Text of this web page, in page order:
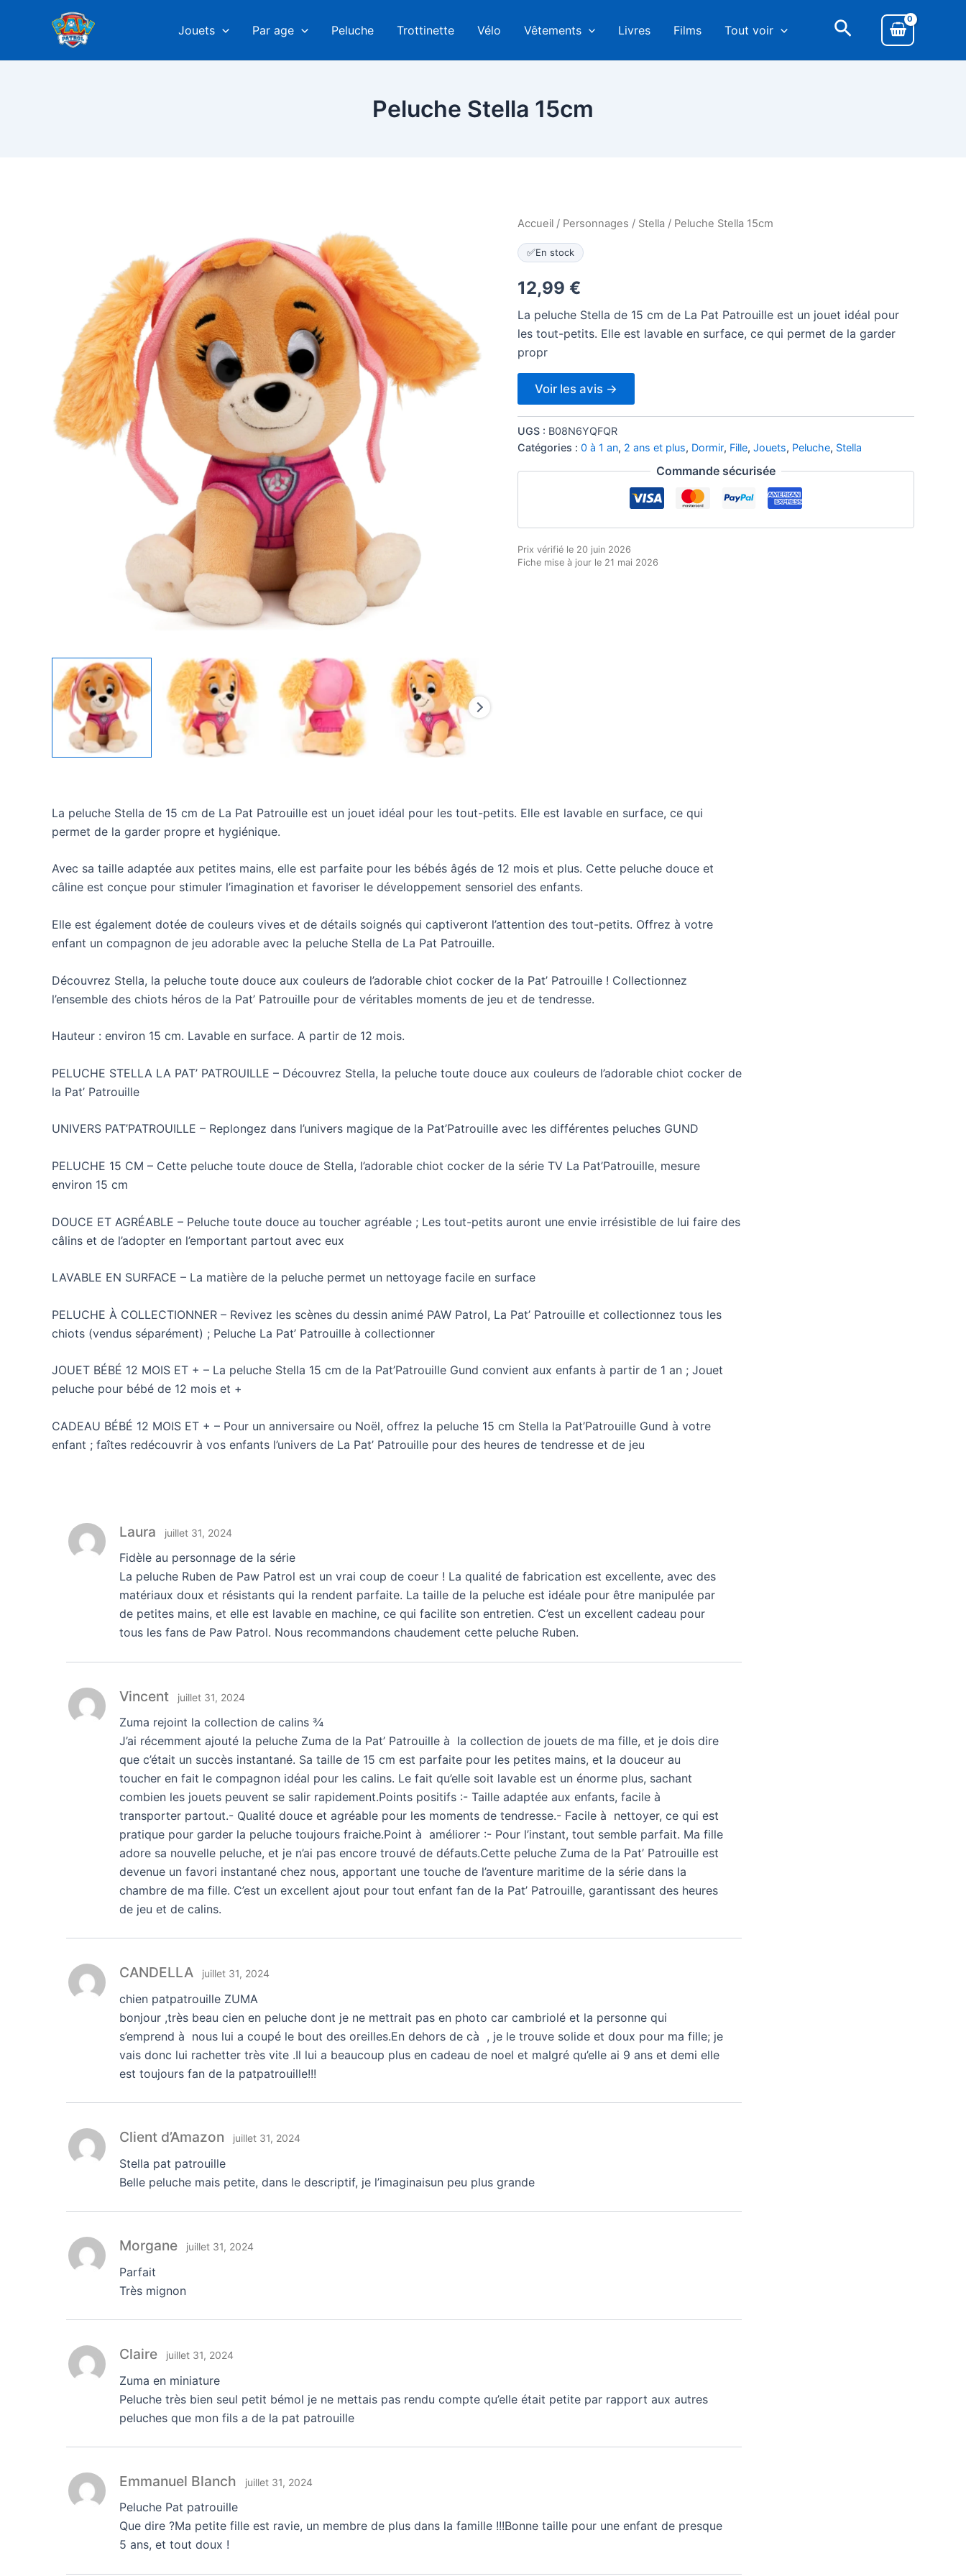
Jouets Par age Peluche Trottinette Vélo Vêtements Livres Films Tout voir
Peluche Stella 15cm
Accueil / Personnages / Stella / Peluche Stella 15cm
✅En stock
12,99 €
La peluche Stella de 15 cm de La Pat Patrouille est un jouet idéal pour
les tout-petits. Elle est lavable en surface, ce qui permet de la garder
propr
Voir les avis →
UGS : B08N6YQFQR
Catégories : 0 à 1 an, 2 ans et plus, Dormir, Fille, Jouets, Peluche, Stella
Commande sécurisée
Prix vérifié le 20 juin 2026
Fiche mise à jour le 21 mai 2026
La peluche Stella de 15 cm de La Pat Patrouille est un jouet idéal pour les tout-petits. Elle est lavable en surface, ce qui
permet de la garder propre et hygiénique.
Avec sa taille adaptée aux petites mains, elle est parfaite pour les bébés âgés de 12 mois et plus. Cette peluche douce et
câline est conçue pour stimuler l’imagination et favoriser le développement sensoriel des enfants.
Elle est également dotée de couleurs vives et de détails soignés qui captiveront l’attention des tout-petits. Offrez à votre
enfant un compagnon de jeu adorable avec la peluche Stella de La Pat Patrouille.
Découvrez Stella, la peluche toute douce aux couleurs de l’adorable chiot cocker de la Pat’ Patrouille ! Collectionnez
l’ensemble des chiots héros de la Pat’ Patrouille pour de véritables moments de jeu et de tendresse.
Hauteur : environ 15 cm. Lavable en surface. A partir de 12 mois.
PELUCHE STELLA LA PAT’ PATROUILLE – Découvrez Stella, la peluche toute douce aux couleurs de l’adorable chiot cocker de
la Pat’ Patrouille
UNIVERS PAT’PATROUILLE – Replongez dans l’univers magique de la Pat’Patrouille avec les différentes peluches GUND
PELUCHE 15 CM – Cette peluche toute douce de Stella, l’adorable chiot cocker de la série TV La Pat’Patrouille, mesure
environ 15 cm
DOUCE ET AGRÉABLE – Peluche toute douce au toucher agréable ; Les tout-petits auront une envie irrésistible de lui faire des
câlins et de l’adopter en l’emportant partout avec eux
LAVABLE EN SURFACE – La matière de la peluche permet un nettoyage facile en surface
PELUCHE À COLLECTIONNER – Revivez les scènes du dessin animé PAW Patrol, La Pat’ Patrouille et collectionnez tous les
chiots (vendus séparément) ; Peluche La Pat’ Patrouille à collectionner
JOUET BÉBÉ 12 MOIS ET + – La peluche Stella 15 cm de la Pat’Patrouille Gund convient aux enfants à partir de 1 an ; Jouet
peluche pour bébé de 12 mois et +
CADEAU BÉBÉ 12 MOIS ET + – Pour un anniversaire ou Noël, offrez la peluche 15 cm Stella la Pat’Patrouille Gund à votre
enfant ; faîtes redécouvrir à vos enfants l’univers de La Pat’ Patrouille pour des heures de tendresse et de jeu
Laura juillet 31, 2024
Fidèle au personnage de la série
La peluche Ruben de Paw Patrol est un vrai coup de coeur ! La qualité de fabrication est excellente, avec des
matériaux doux et résistants qui la rendent parfaite. La taille de la peluche est idéale pour être manipulée par
de petites mains, et elle est lavable en machine, ce qui facilite son entretien. C’est un excellent cadeau pour
tous les fans de Paw Patrol. Nous recommandons chaudement cette peluche Ruben.
Vincent juillet 31, 2024
Zuma rejoint la collection de calins ¾ 
J’ai récemment ajouté la peluche Zuma de la Pat’ Patrouille à la collection de jouets de ma fille, et je dois dire
que c’était un succès instantané. Sa taille de 15 cm est parfaite pour les petites mains, et la douceur au
toucher en fait le compagnon idéal pour les calins. Le fait qu’elle soit lavable est un énorme plus, sachant
combien les jouets peuvent se salir rapidement.Points positifs :- Taille adaptée aux enfants, facile à
transporter partout.- Qualité douce et agréable pour les moments de tendresse.- Facile à nettoyer, ce qui est
pratique pour garder la peluche toujours fraiche.Point à améliorer :- Pour l’instant, tout semble parfait. Ma fille
adore sa nouvelle peluche, et je n’ai pas encore trouvé de défauts.Cette peluche Zuma de la Pat’ Patrouille est
devenue un favori instantané chez nous, apportant une touche de l’aventure maritime de la série dans la
chambre de ma fille. C’est un excellent ajout pour tout enfant fan de la Pat’ Patrouille, garantissant des heures
de jeu et de calins.
CANDELLA juillet 31, 2024
chien patpatrouille ZUMA
bonjour ,très beau cien en peluche dont je ne mettrait pas en photo car cambriolé et la personne qui
s’emprend à nous lui a coupé le bout des oreilles.En dehors de cà , je le trouve solide et doux pour ma fille; je
vais donc lui rachetter très vite .Il lui a beaucoup plus en cadeau de noel et malgré qu’elle ai 9 ans et demi elle
est toujours fan de la patpatrouille!!!
Client d’Amazon juillet 31, 2024
Stella pat patrouille
Belle peluche mais petite, dans le descriptif, je l’imaginaisun peu plus grande
Morgane juillet 31, 2024
Parfait
Très mignon
Claire juillet 31, 2024
Zuma en miniature
Peluche très bien seul petit bémol je ne mettais pas rendu compte qu’elle était petite par rapport aux autres
peluches que mon fils a de la pat patrouille
Emmanuel Blanch juillet 31, 2024
Peluche Pat patrouille
Que dire ?Ma petite fille est ravie, un membre de plus dans la famille !!!Bonne taille pour une enfant de presque
5 ans, et tout doux !